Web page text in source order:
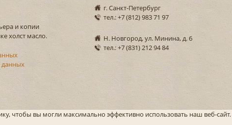
и копии
холст масло.
данных
г. Санкт-Петербург
тел.: +7 (812) 983 71 97
Н. Новгород, ул. Минина, д. 6
тел.: +7 (831) 212 94 84
чтобы вы могли максимально эффективно использовать наш веб-сайт.